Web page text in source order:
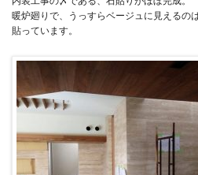
暖炉廻りで、うっすらベージュに見えるの
貼っています。